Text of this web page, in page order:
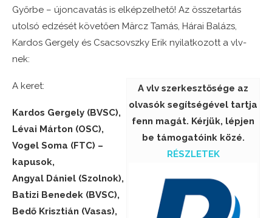
Győrbe – újoncavatás is elképzelhető! Az összetartás
utolsó edzését követően Märcz Tamás, Hárai Balázs,
Kardos Gergely és Csacsovszky Erik nyilatkozott a vlv-
nek:
A vlv szerkesztősége az
olvasók segítségével tartja
fenn magát. Kérjük, lépjen
be támogatóink közé.
RÉSZLETEK
A keret:
Kardos Gergely (BVSC),
Lévai Márton (OSC),
Vogel Soma (FTC) –
kapusok,
Angyal Dániel (Szolnok),
Batizi Benedek (BVSC),
Bedő Krisztián (Vasas),